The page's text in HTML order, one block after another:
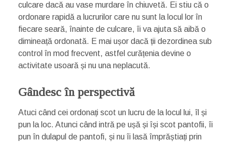
culcare dacă au vase murdare în chiuvetă. Ei stiu că o
ordonare rapidă a lucrurilor care nu sunt la locul lor în
fiecare seară, înainte de culcare, îi va ajuta să aibă o
dimineață ordonată. E mai ușor dacă ții dezordinea sub
control în mod frecvent, astfel curățenia devine o
activitate usoară și nu una neplacută.
Gândesc în perspectivă
Atuci când cei ordonați scot un lucru de la locul lui, îl și
pun la loc. Atunci când intră pe ușă și își scot pantofii, îi
pun în dulapul de pantofi, și nu îi lasă împrăștiați prin